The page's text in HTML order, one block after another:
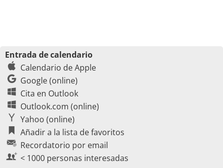
Entrada de calendario
Calendario de Apple
Google (online)
Cita en Outlook
Outlook.com (online)
Yahoo (online)
Añadir a la lista de favoritos
Recordatorio por email
< 1000 personas interesadas